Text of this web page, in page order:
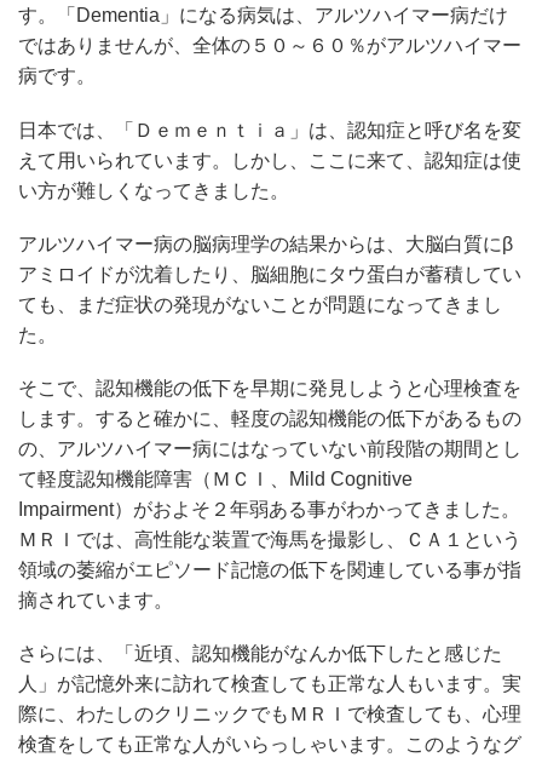
す。「Dementia」になる病気は、アルツハイマー病だけ
ではありませんが、全体の５０～６０％がアルツハイマー
病です。
日本では、「Ｄｅｍｅｎｔｉａ」は、認知症と呼び名を変
えて用いられています。しかし、ここに来て、認知症は使
い方が難しくなってきました。
アルツハイマー病の脳病理学の結果からは、大脳白質にβ
アミロイドが沈着したり、脳細胞にタウ蛋白が蓄積してい
ても、まだ症状の発現がないことが問題になってきまし
た。
そこで、認知機能の低下を早期に発見しようと心理検査を
します。すると確かに、軽度の認知機能の低下があるもの
の、アルツハイマー病にはなっていない前段階の期間とし
て軽度認知機能障害（ＭＣＩ、Mild Cognitive
Impairment）がおよそ２年弱ある事がわかってきました。
ＭＲＩでは、高性能な装置で海馬を撮影し、ＣＡ１という
領域の萎縮がエピソード記憶の低下を関連している事が指
摘されています。
さらには、「近頃、認知機能がなんか低下したと感じた
人」が記憶外来に訪れて検査しても正常な人もいます。実
際に、わたしのクリニックでもＭＲＩで検査しても、心理
検査をしても正常な人がいらっしゃいます。このようなグ